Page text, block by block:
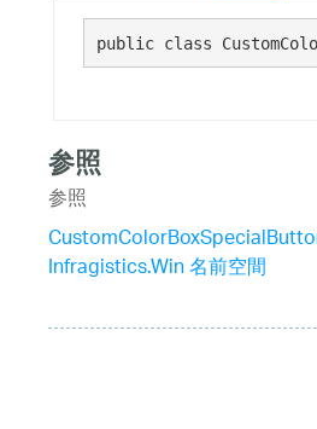
public class
参照
参照
Infragistics.Win 名前空間